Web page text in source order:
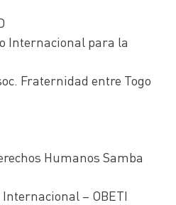
Internacional para la
Fraternidad entre Togo
Humanos Samba
– OBETI